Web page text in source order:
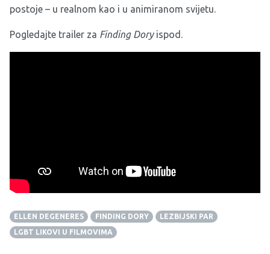
postoje – u realnom kao i u animiranom svijetu.
Pogledajte trailer za Finding Dory ispod.
ELLEN DEGENERES FINDING DORY
LEZBIJSKI PAR
LGBT LIKOVI U FILMOVIMA